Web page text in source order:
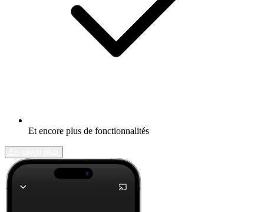
Et encore plus de fonctionnalités